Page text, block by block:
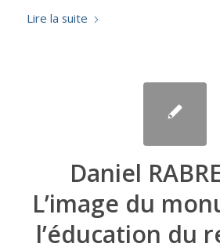
Lire la suite
Daniel
L’image du
l’éducation du